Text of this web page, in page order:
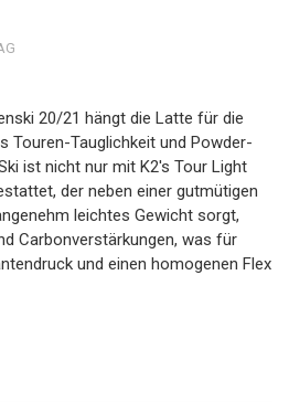
20/21 hängt die Latte für die
Touren-Tauglichkeit und Powder-
ist nicht nur mit K2's Tour Light
der neben einer gutmütigen
leichtes Gewicht sorgt,
Carbonverstärkungen, was für
und einen homogenen Flex